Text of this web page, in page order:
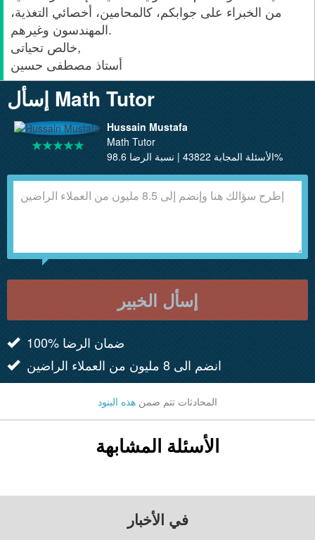
من الخبراء على جوابكم، كالمحامين، أخصائي التغذية،
المهندسون وغيرهم.
خالص تحياتى,
أستاذ مصطفى حسين
إسأل Math Tutor
Hussain Mustafa
Math Tutor
الأسئلة المجابة 43822 | نسبة الرضا 98.6%
إسأل الخبير
100% ضمان الرضا
انضم الى 8 مليون من العملاء الراضين
المحادثات تتم ضمن هذه البنود
الأسئلة المشابهة
في الأخبار